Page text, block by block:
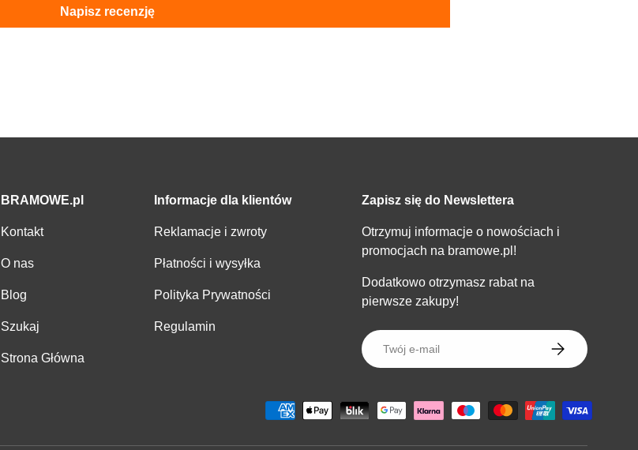
Napisz recenzję
BRAMOWE.pl
Kontakt
O nas
Blog
Szukaj
Strona Główna
Informacje dla klientów
Reklamacje i zwroty
Płatności i wysyłka
Polityka Prywatności
Regulamin
Zapisz się do Newslettera
Otrzymuj informacje o nowościach i
promocjach na bramowe.pl!
Dodatkowo otrzymasz rabat na
pierwsze zakupy!
E-mail
Metody płatności zaakceptowane